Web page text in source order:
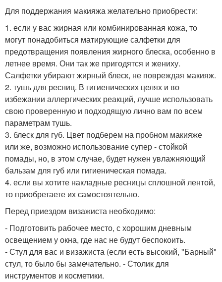
Для поддержания макияжа желательно приобрести:
1. если у вас жирная или комбинированная кожа, то
могут понадобиться матирующие салфетки для
предотвращения появления жирного блеска, особенно в
летнее время. Они так же пригодятся и жениху.
Салфетки убирают жирный блеск, не повреждая макияж.
2. тушь для ресниц. В гигиенических целях и во
избежании аллергических реакций, лучше использовать
свою проверенную и подходящую лично вам по всем
параметрам тушь.
3. блеск для губ. Цвет подберем на пробном макияже
или же, возможно использование супер - стойкой
помады, но, в этом случае, будет нужен увлажняющий
бальзам для губ или гигиеническая помада.
4. если вы хотите накладные ресницы сплошной лентой,
то приобретаете их самостоятельно.
Перед приездом визажиста необходимо:
- Подготовить рабочее место, с хорошим дневным
освещением у окна, где нас не будут беспокоить.
- Стул для вас и визажиста (если есть высокий, "Барный"
стул, то было бы замечательно. - Столик для
инструментов и косметики.